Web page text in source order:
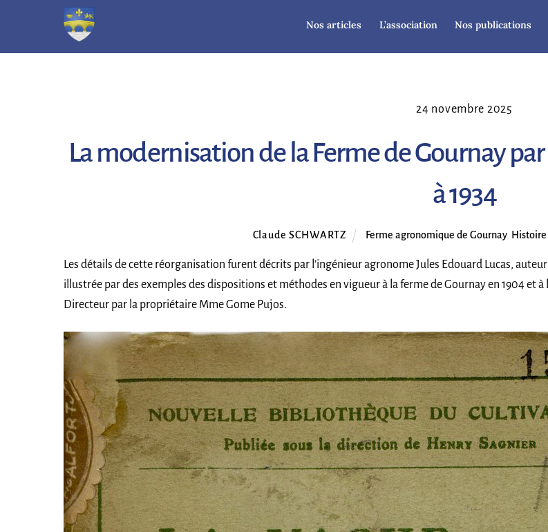
Nos articles L’association Nos publications
24 novembre 2025
La modernisation de la Ferme de Gournay
à 1934
Claude SCHWARTZ Ferme agronomique de Gournay,
Les détails de cette réorganisation furent décrits par l’ingénieur agronome Jules Edouard Lucas,
illustrée par des exemples des dispositions et méthodes en vigueur à la ferme de Gournay en 1904 et à
Directeur par la propriétaire Mme Gome Pujos.